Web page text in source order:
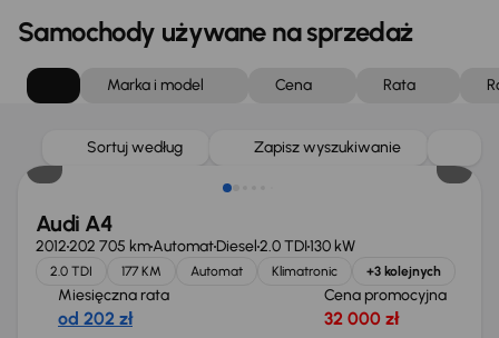
Samochody używane na sprzedaż
Marka i model Cena Rata
Sortuj według Zapisz wyszukiwanie
Audi A4
2012202 705 kmAutomatDiesel2.0 TDI130 kW
2.0 TDI 177 KM Automat Klimatronic +3 kolejnych
Miesięczna rata
od 202 zł
Cena promocyjna
32 000 zł